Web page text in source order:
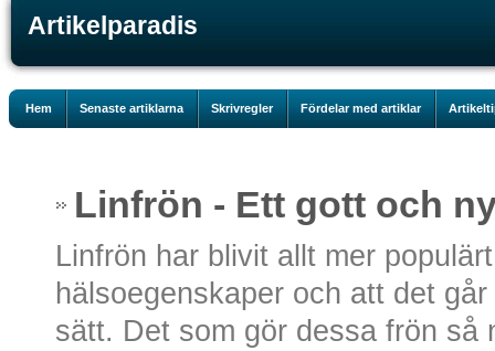
Artikelparadis
Hem Senaste artiklarna Skrivregler Fördelar med artiklar
Linfrön - Ett gott och
Linfrön har blivit allt mer
hälsoegenskaper och att det
sätt. Det som gör dessa frön så